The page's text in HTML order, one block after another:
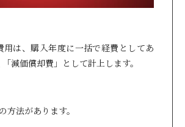
用は、購入年度に一括で経費としてあ
減価償却費」として計上します。
方法があります。